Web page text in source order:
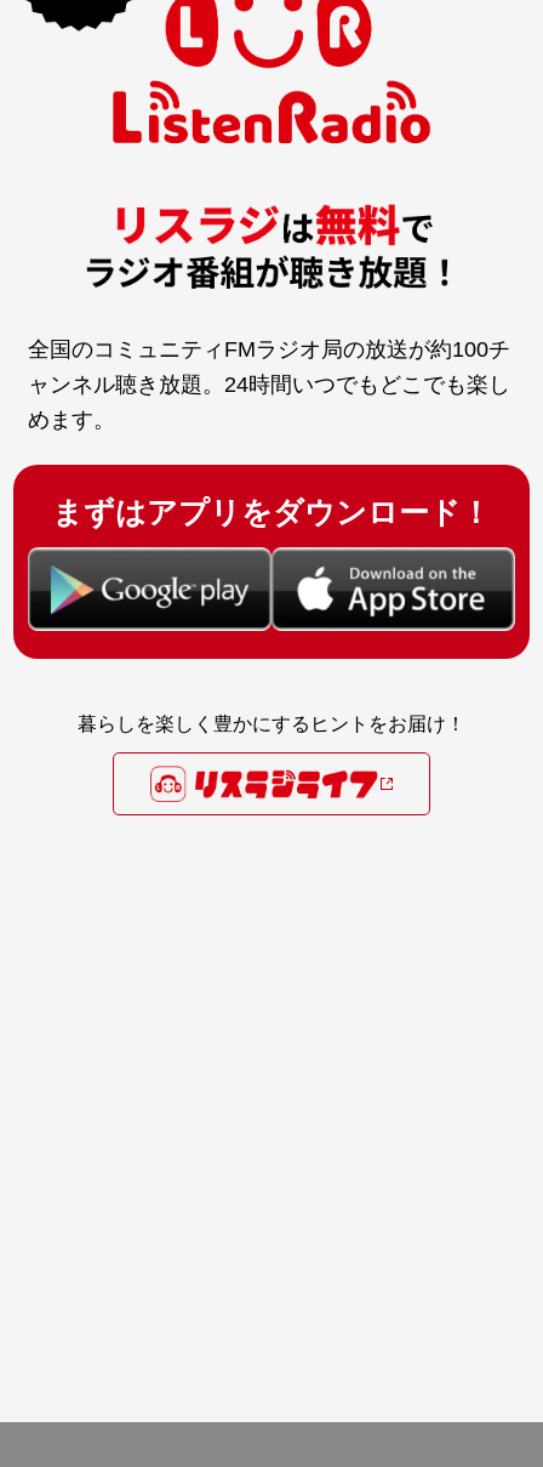
全国のコミュニティFMラジオ局の放送が約100チ
ャンネル聴き放題。24時間いつでもどこでも楽し
めます。
まずはアプリをダウンロード！
暮らしを楽しく豊かにするヒントをお届け！